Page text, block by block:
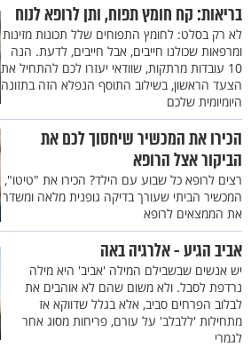
בריאות: קח חומץ תפוח, ותן לרופא לנוח
לא רק בסלט: לחומץ התפוחים שלל תכונות מזינות
ומרפאות שכולנו חייבים, אבל חייבים, לדעת. הנה
10 עובדות מרתקות, שוודאי יעזרו לכם להתחיל את
הצעד הראשון, בשילוב התוסף הנפלא הזה בתזונה
היומיומית שלכם
הכירו את המכשיר שיחסוך לכם את
הביקור אצל הרופא
רצים לרופא כל שבוע עם הילד? הכירו את "טיטו",
המכשיר הביתי שעורך בדיקה גופנית מלאה ומשדר
את הממצאים לרופא
אביב הגיע - אלרגיה באה
יש אנשים שבשבילם המילה 'אביב' היא מילה
נרדפת לסבל. ולא משום שהם לא אוהבים את
לבלוב הפרחים סביב, אלא בגלל שדווקא אז
מתחילות 'ללבלב' על עורם, פריחות מסוג אחר
לגמרי